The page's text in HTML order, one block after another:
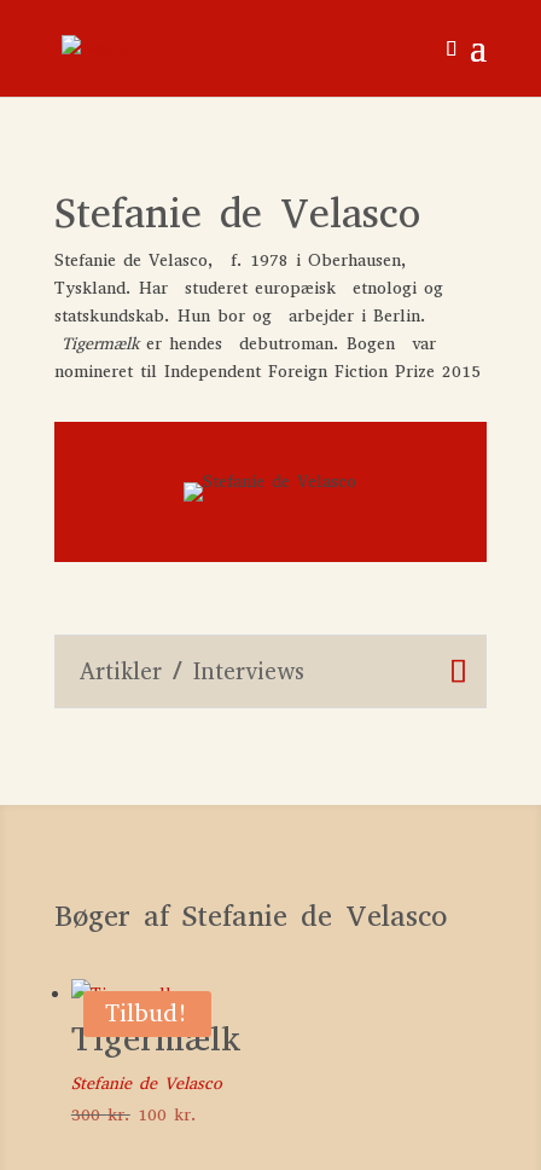
Stefanie de Velasco
Stefanie de Velasco, f. 1978 i Oberhausen,
Tyskland. Har studeret europæisk etnologi og
statskundskab. Hun bor og arbejder i Berlin.
Tigermælk er hendes debutroman. Bogen var
nomineret til Independent Foreign Fiction Prize 2015
Artikler / Interviews
Bøger af Stefanie de Velasco
Tilbud!
Tigermælk
Stefanie de Velasco
300kr. Den
100 kr.